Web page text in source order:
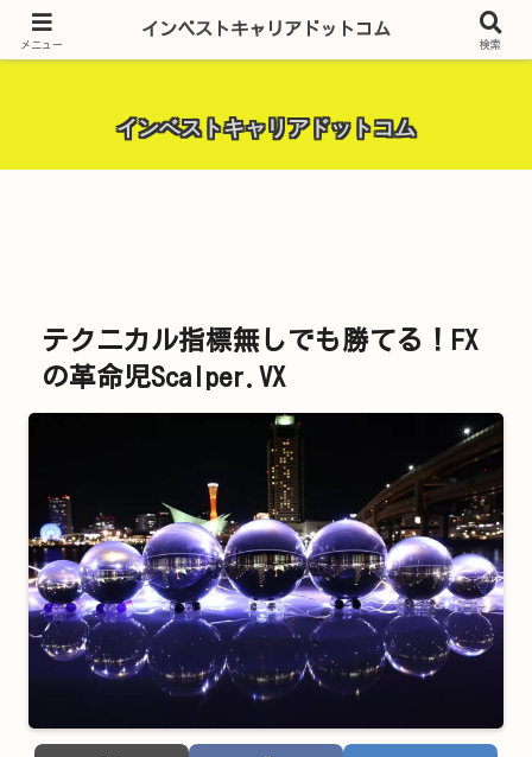
昨今話題の投資全般・金融関連全般・ＦＸトレード全般・生活に役立つ情報・
インベストキャリアドットコム
テクニカル指標無しでも勝てる！FX
の革命児Scalper.VX
メニュー
インベストキャリアドットコム
検索